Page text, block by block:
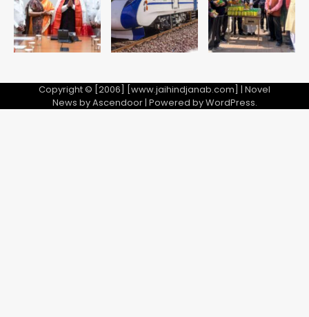
5
Copyright © [2006] [www.jaihindjanab.com] | Novel
News byAscendoor| Powered byWordPress.